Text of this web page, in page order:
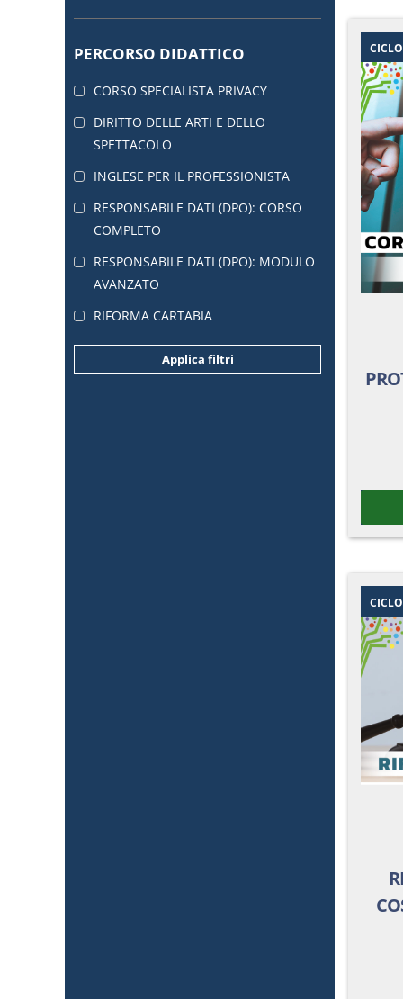
PERCORSO DIDATTICO
CORSO SPECIALISTA PRIVACY
DIRITTO DELLE ARTI E DELLO
SPETTACOLO
INGLESE PER IL PROFESSIONISTA
RESPONSABILE DATI (DPO): CORSO
COMPLETO
RESPONSABILE DATI (DPO): MODULO
AVANZATO
RIFORMA CARTABIA
Applica filtri